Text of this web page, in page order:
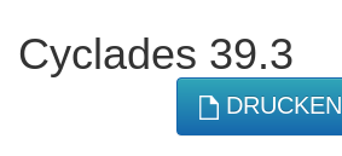
Cyclades 39.3
DRUCKEN